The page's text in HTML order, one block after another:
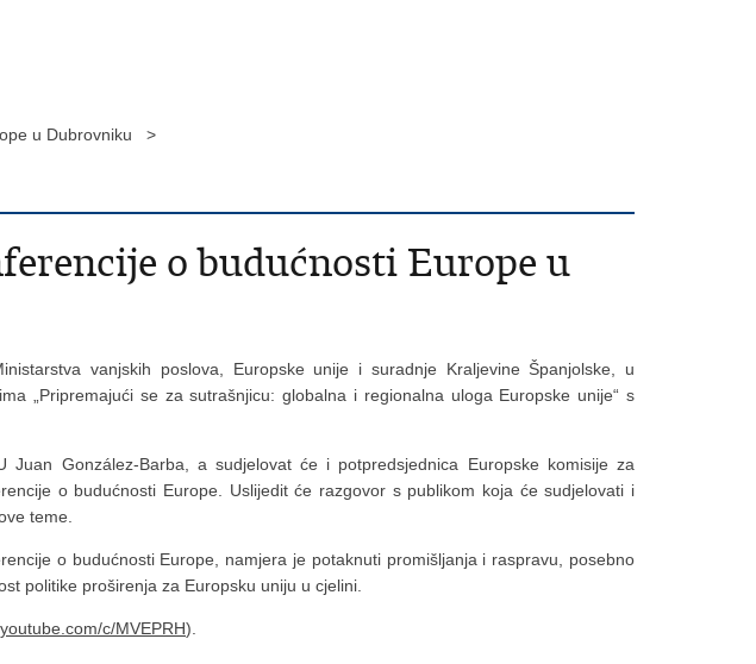
u Dubrovniku >
o budućnosti Europe u
vanjskih poslova, Europske unije i suradnje Kraljevine Španjolske, u
„Pripremajući se za sutrašnjicu: globalna i regionalna uloga Europske unije“ s
González-Barba, a sudjelovat će i potpredsjednica Europske komisije za
o budućnosti Europe. Uslijedit će razgovor s publikom koja će sudjelovati i
teme.
o budućnosti Europe, namjera je potaknuti promišljanja i raspravu, posebno
politike proširenja za Europsku uniju u cjelini.
youtube.com/c/MVEPRH).